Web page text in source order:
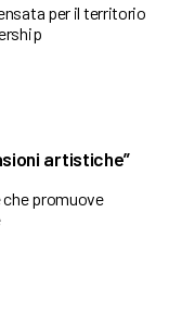
per il territorio
artistiche”
che promuove